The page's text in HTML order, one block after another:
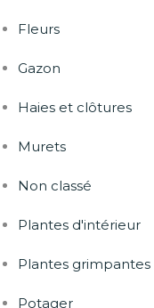
Fleurs
Gazon
Haies et clôtures
Murets
Non classé
Plantes d'intérieur
Plantes grimpantes
Potager